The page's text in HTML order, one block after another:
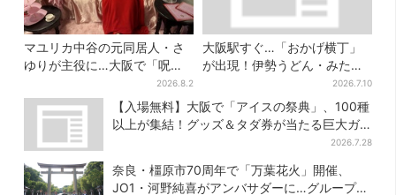
マユリカ中谷の元同居人・さ
ゆりが主役に…大阪で「呪物
展」開催、コンセプトは“呪物
たちのお茶会”
2026.8.2
大阪駅すぐ…「おかげ横丁」
が出現！伊勢うどん・みたら
しだんご・かき氷など、名物
グルメが集結
2026.7.10
【入場無料】大阪で「アイスの祭典」、100種
以上が集結！グッズ＆タダ券が当たる巨大ガ
2026.7.28
奈良・橿原市70周年で「万葉花火」開催、
JO1・河野純喜がアンバサダーに…グループ楽